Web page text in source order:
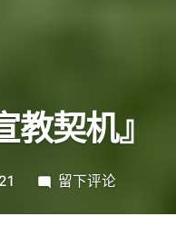
教契机』
于
留下评论